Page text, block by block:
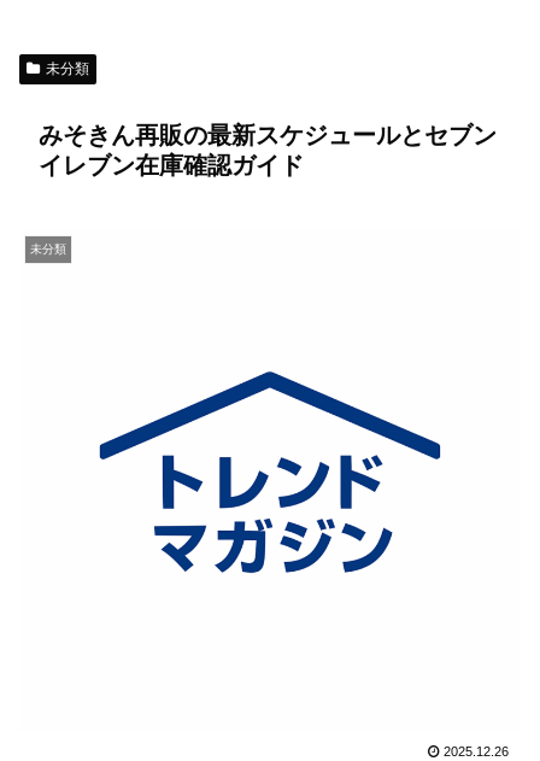
未分類
みそきん再販の最新スケジュールとセブン
イレブン在庫確認ガイド
未分類
2025.12.26